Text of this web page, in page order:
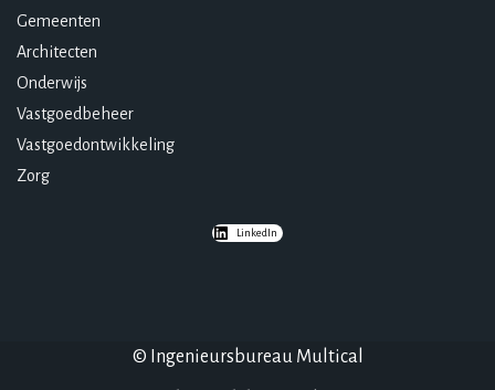
Gemeenten
Architecten
Onderwijs
Vastgoedbeheer
Vastgoedontwikkeling
Zorg
LinkedIn
© Ingenieursbureau Multical